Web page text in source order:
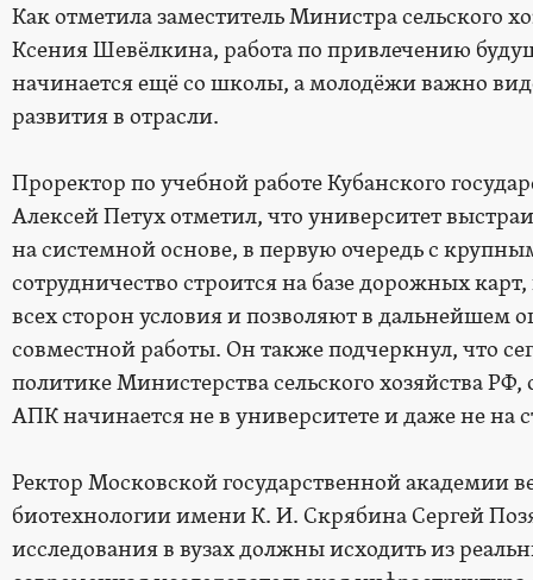
Как отметила заместитель Министра сельского
Ксения Шевёлкина, работа по привлечению
начинается ещё со школы, а молодёжи важно
развития в отрасли.
Проректор по учебной работе Кубанского
Алексей Петух отметил, что университет
на системной основе, в первую очередь с
сотрудничество строится на базе дорожных
всех сторон условия и позволяют в дальнейшем
совместной работы. Он также подчеркнул, что
политике Министерства сельского хозяйства
АПК начинается не в университете и даже не на
Ректор Московской государственной академии
биотехнологии имени К. И. Скрябина Сергей
исследования в вузах должны исходить из